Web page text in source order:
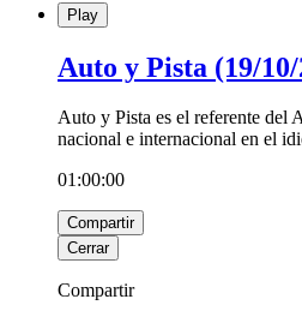
Play
Auto y Pista (19/10/
Auto y Pista es el referente del
nacional e internacional en el
01:00:00
Compartir
Cerrar
Compartir